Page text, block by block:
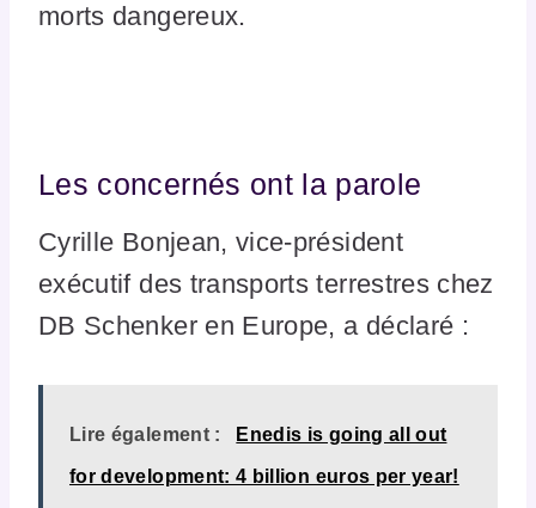
morts dangereux.
Les concernés ont la parole
Cyrille Bonjean, vice-président
exécutif des transports terrestres chez
DB Schenker en Europe, a déclaré :
Lire également : Enedis is going all out
for development: 4 billion euros per year!